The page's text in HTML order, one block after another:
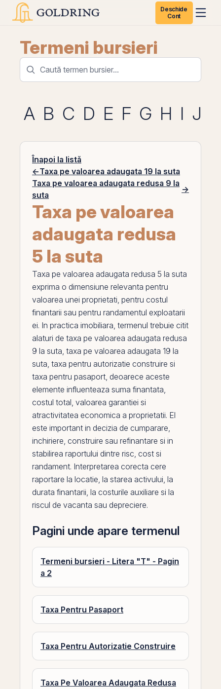
Deschide
Cont
Termeni bursieri
A B C D E F G H I J
Înapoi la listă
←Taxa pe valoarea adaugata 19 la suta
Taxa pe valoarea adaugata redusa 9 la
suta
→
Taxa pe valoarea
adaugata redusa
5 la suta
Taxa pe valoarea adaugata redusa 5 la suta
exprima o dimensiune relevanta pentru
valoarea unei proprietati, pentru costul
finantarii sau pentru randamentul exploatarii
ei. In practica imobiliara, termenul trebuie citit
alaturi de taxa pe valoarea adaugata redusa
9 la suta, taxa pe valoarea adaugata 19 la
suta, taxa pentru autorizatie construire si
taxa pentru pasaport, deoarece aceste
elemente influenteaza suma finantata,
costul total, valoarea garantiei si
atractivitatea economica a proprietatii. El
este important in decizia de cumparare,
inchiriere, construire sau refinantare si in
stabilirea raportului dintre risc, cost si
randament. Interpretarea corecta cere
raportare la locatie, la starea activului, la
durata finantarii, la costurile auxiliare si la
riscul de vacanta sau depreciere.
Pagini unde apare termenul
Termeni bursieri - Litera "T" - Pagin
a 2
Taxa Pentru Pasaport
Taxa Pentru Autorizatie Construire
Taxa Pe Valoarea Adaugata Redusa